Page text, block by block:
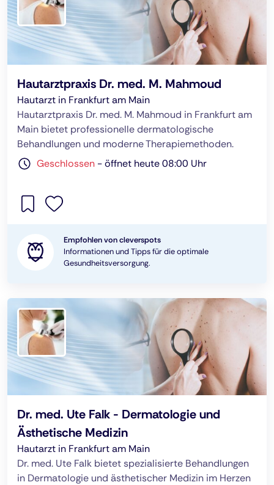
Hautarztpraxis Dr. med. M. Mahmoud
Hautarzt in Frankfurt am Main
Hautarztpraxis Dr. med. M. Mahmoud in Frankfurt am
Main bietet professionelle dermatologische
Behandlungen und moderne Therapiemethoden.
Geschlossen -öffnet heute 08:00 Uhr
Empfohlen von cleverspots
Informationen und Tipps für die optimale
Gesundheitsversorgung.
Dr. med. Ute Falk - Dermatologie und
Ästhetische Medizin
Hautarzt in Frankfurt am Main
Dr. med. Ute Falk bietet spezialisierte Behandlungen
in Dermatologie und ästhetischer Medizin im Herzen